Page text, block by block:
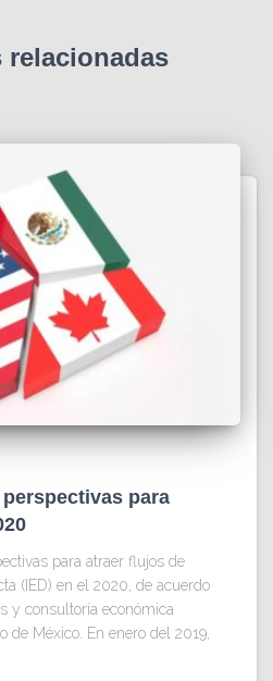
relacionadas
para
para atraer flujos de
(IED) en el 2020, de acuerdo
y consultoría económica
de México. En enero del 2019,